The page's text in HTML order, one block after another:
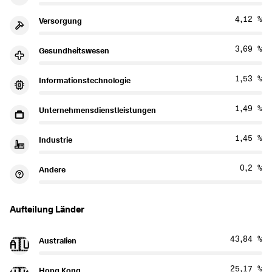
Versorgung 4,12 %
Gesundheitswesen 3,69 %
Informationstechnologie 1,53 %
Unternehmensdienstleistungen 1,49 %
Industrie 1,45 %
Andere 0,2 %
Aufteilung Länder
🇦🇺 Australien 43,84 %
25,17 %